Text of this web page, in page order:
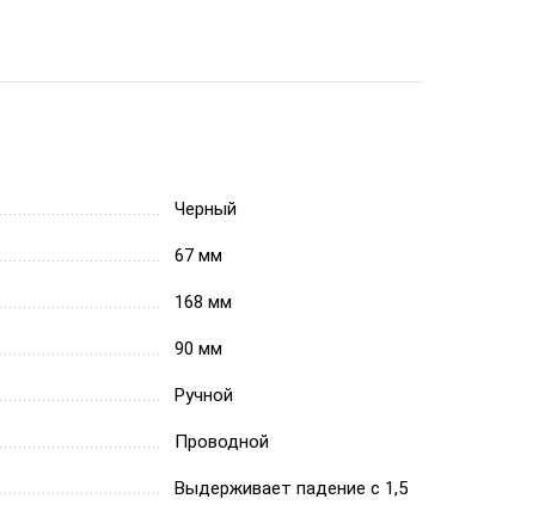
Черный
67 мм
168 мм
90 мм
Ручной
Проводной
Выдерживает падение с 1,5